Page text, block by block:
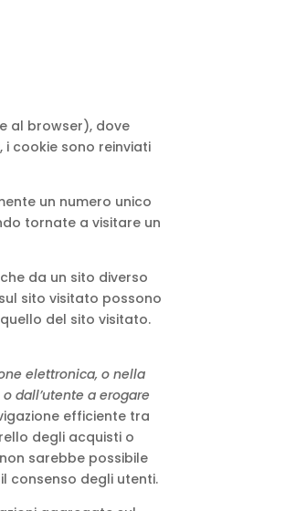
al browser), dove
cookie sono reinviati
un numero unico
tornate a visitare un
da un sito diverso
sito visitato possono
del sito visitato.
elettronica, o nella
dall’utente a erogare
efficiente tra
degli acquisti o
sarebbe possibile
consenso degli utenti.